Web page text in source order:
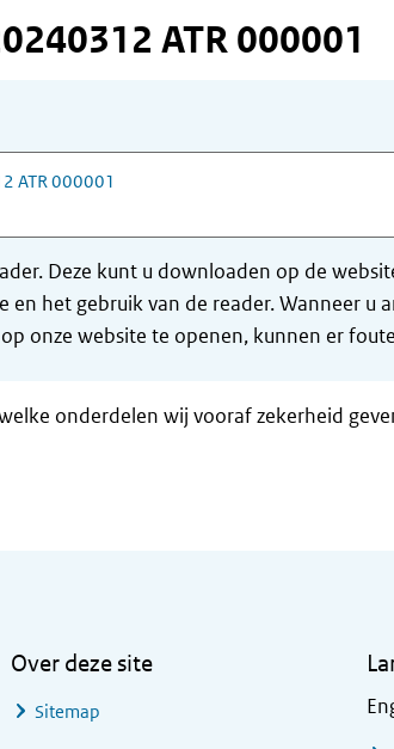
ATR 000001
ATR 000001
Deze kunt u downloaden op de
het gebruik van de reader. Wanneer u
onze website te openen, kunnen er
onderdelen wij vooraf zekerheid
Over deze site
Sitemap